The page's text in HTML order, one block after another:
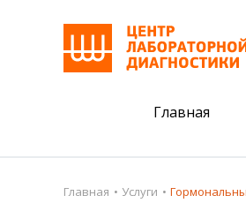
Главная
Пациентам
Главная Услуги